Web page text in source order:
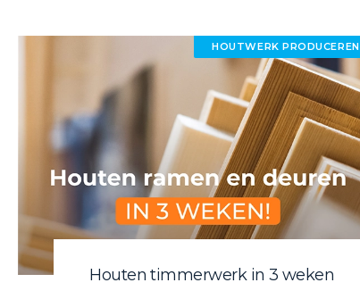
Houten timmerwerk in 3 weken
HOUTWERK PRODUCEREN